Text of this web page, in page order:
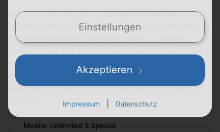
Im Grunde würde sicho2 mit der monatlichen
hier also davorschützen
zu günstig kalkuliert zu haben, sollte es einzelne
Andererseits möchte man wohl auch nicht darauf
verzichten, weiterhin Rabatte für die beiden Tarife in
den Shops als auch online anzubieten, wie zuletzt ja
Mobile Unlimited S Special
Einstellungen
Akzeptieren
Impressum Datenschutz